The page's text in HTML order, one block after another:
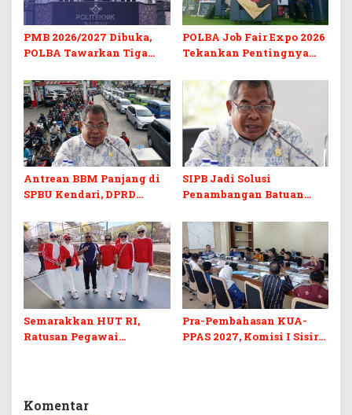
PMB 2026/2027 Dibuka,
POLBA Tawarkan Tiga
Kuliah Gratis
POLBA Job Fair Expo 2026
Tekankan Pentingnya
Digital
Antrean BBM Panjang di
SPBU Kendari, DPRD
Barcode Curang
SIPB Jadi Solusi
Penambangan Batuan
di Sultra
Semarakkan HUT RI,
Ratusan Pegawai
Pra-Pembahasan KUA-
PPAS 2027, Komisi I Sisir
Komentar